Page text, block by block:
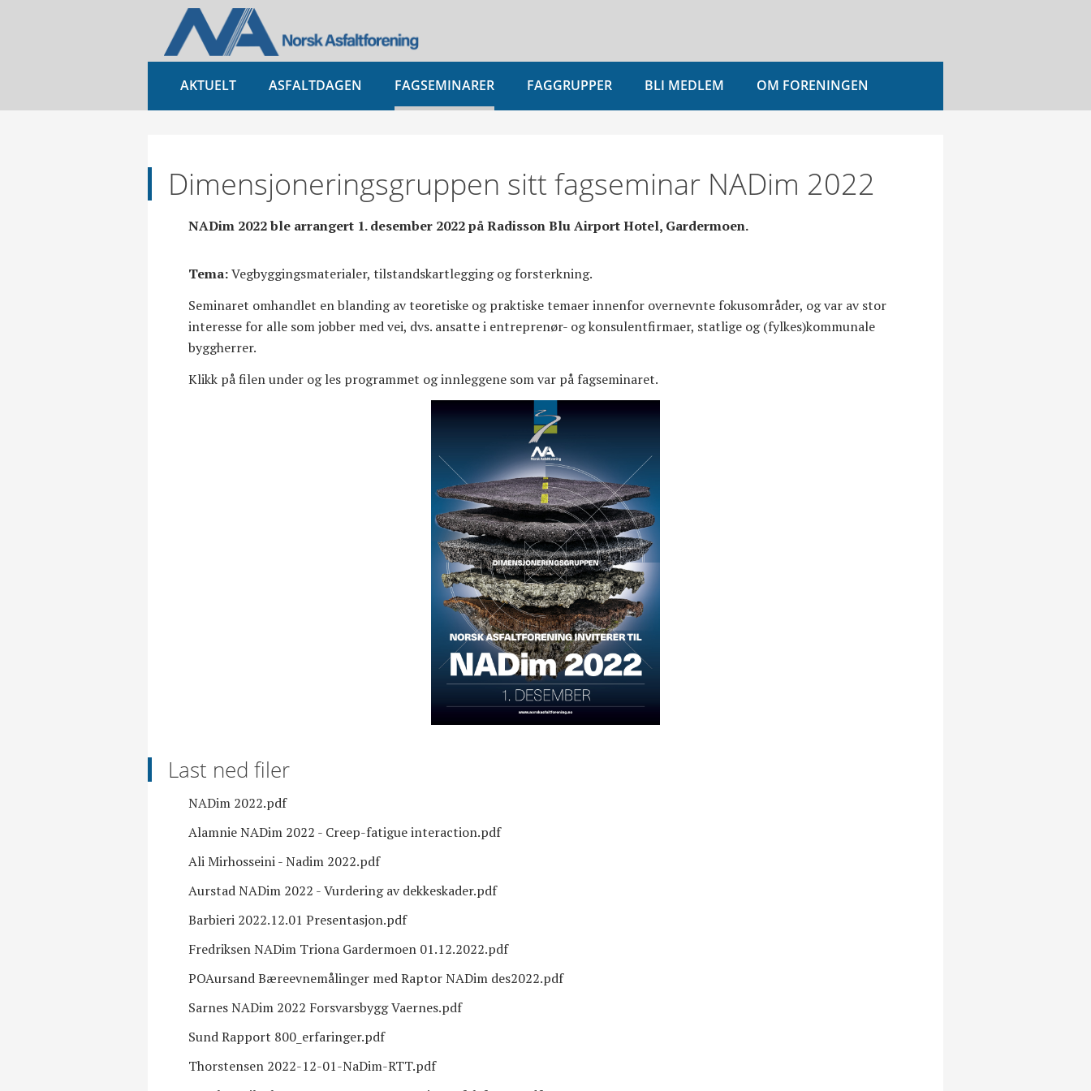
AKTUELT ASFALTDAGEN FAGSEMINARER FAGGRUPPER BLI MEDLEM OM FORENINGEN
Dimensjoneringsgruppen sitt fagseminar NADim 2022
NADim 2022 ble arrangert 1. desember 2022 på Radisson Blu Airport Hotel, Gardermoen.
Tema:Vegbyggingsmaterialer, tilstandskartlegging og forsterkning.
Seminaret omhandlet en blanding av teoretiske og praktiske temaer innenfor overnevnte fokusområder, og var av stor
interesse for alle som jobber med vei, dvs. ansatte i entreprenør- og konsulentfirmaer, statlige og (fylkes)kommunale
byggherrer.
Klikk på filen under og les programmet og innleggene som var på fagseminaret.
Last ned filer
NADim 2022.pdf
Alamnie NADim 2022 - Creep-fatigue interaction.pdf
Ali Mirhosseini - Nadim 2022.pdf
Aurstad NADim 2022 - Vurdering av dekkeskader.pdf
Barbieri 2022.12.01 Presentasjon.pdf
Fredriksen NADim Triona Gardermoen 01.12.2022.pdf
POAursand Bæreevnemålinger med Raptor NADim des2022.pdf
Sarnes NADim 2022 Forsvarsbygg Vaernes.pdf
Sund Rapport 800_erfaringer.pdf
Thorstensen 2022-12-01-NaDim-RTT.pdf